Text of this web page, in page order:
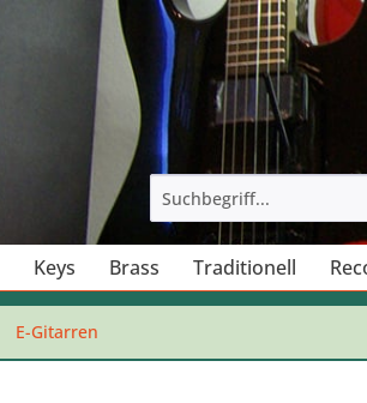
Keys Brass Traditionell
E-Gitarren